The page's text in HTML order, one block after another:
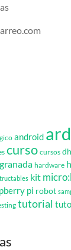
android
curso cursos
granada hardware
kit
pi robot
tutorial